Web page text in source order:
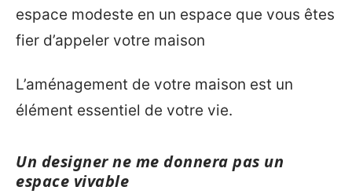
espace modeste en un espace que vous êtes
fier d’appeler votre maison
L’aménagement de votre maison est un
élément essentiel de votre vie.
Un designer ne me donnera pas un
espace vivable